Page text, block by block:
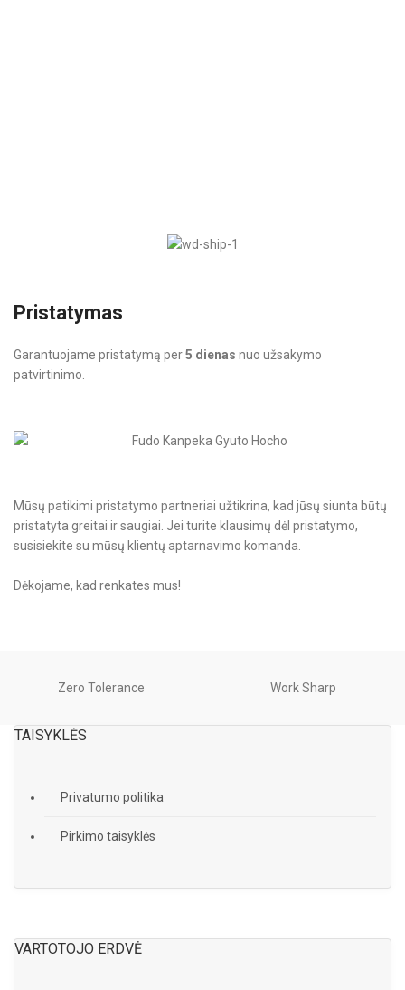
Pristatymas
Garantuojame pristatymą per5 dienas nuo užsakymo
patvirtinimo.
Mūsų patikimi pristatymo partneriai užtikrina, kad jūsų siunta būtų
pristatyta greitai ir saugiai. Jei turite klausimų dėl pristatymo,
susisiekite su mūsų klientų aptarnavimo komanda.
Dėkojame, kad renkates mus!
Zero Tolerance Work Sharp
TAISYKLĖS
Privatumo politika
Pirkimo taisyklės
VARTOTOJO ERDVĖ